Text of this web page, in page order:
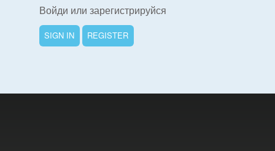
Bible App
Войди или зарегистрируйся
SIGN IN REGISTER